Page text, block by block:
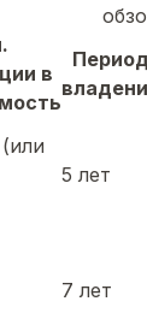
в
Период
5 лет
7 лет